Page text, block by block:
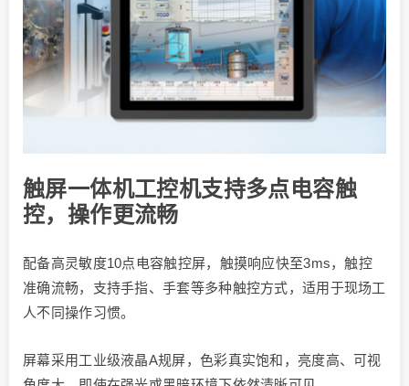
触屏一体机工控机支持多点电容触
控，操作更流畅
配备高灵敏度10点电容触控屏，触摸响应快至3ms，触控
准确流畅，支持手指、手套等多种触控方式，适用于现场工
人不同操作习惯。
屏幕采用工业级液晶A规屏，色彩真实饱和，亮度高、可视